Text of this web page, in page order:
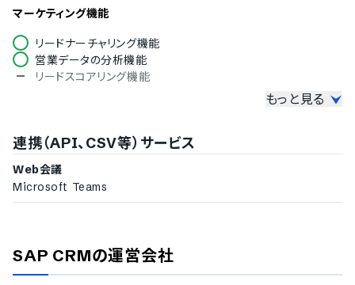
インドネシア語
クロアチア語
チェコ語
ヘブライ語
トルコ語
ベトナム語
マーケティング機能
リードナーチャリング機能
営業データの分析機能
リードスコアリング機能
SMS配信機能
データのインポート機能
アンケート作成機能
ダッシュボードのカスタマイズ対応
もっと見る
連携（API、CSV等）サービス
Web会議
Microsoft Teams
SAP CRMの運営会社